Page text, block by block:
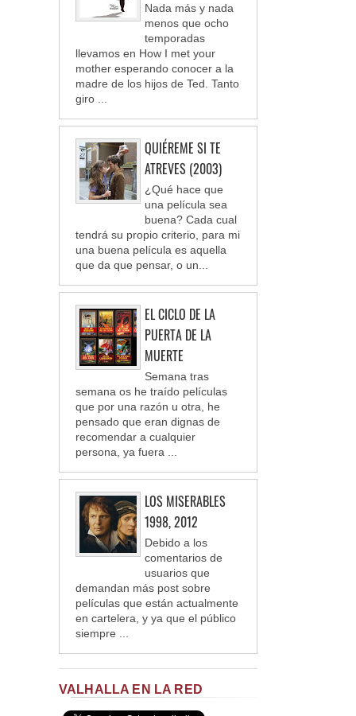
Nada más y nada
menos que ocho
temporadas
llevamos en How I met your
mother esperando conocer a la
madre de los hijos de Ted. Tanto
giro ...
QUIÉREME SI TE
ATREVES (2003)
¿Qué hace que
una película sea
buena? Cada cual
tendrá su propio criterio, para mi
una buena película es aquella
que da que pensar, o un...
EL CICLO DE LA
PUERTA DE LA
MUERTE
Semana tras
semana os he traído películas
que por una razón u otra, he
pensado que eran dignas de
recomendar a cualquier
persona, ya fuera ...
LOS MISERABLES
1998, 2012
Debido a los
comentarios de
usuarios que
demandan más post sobre
películas que están actualmente
en cartelera, y ya que el público
siempre ...
VALHALLA EN LA RED